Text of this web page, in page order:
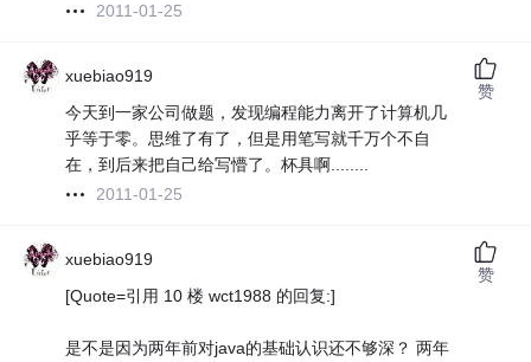
2011-01-25
xuebiao919
今天到一家公司做题，发现编程能力离开了计算机几
乎等于零。思维了有了，但是用笔写就千万个不自
在，到后来把自己给写懵了。杯具啊........
2011-01-25
赞
xuebiao919
[Quote=引用 10 楼 wct1988 的回复:]
是不是因为两年前对java的基础认识还不够深？ 两年
赞